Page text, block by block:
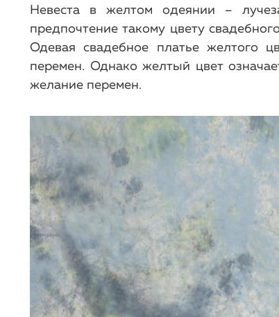
Невеста в желтом одеянии –
предпочтение такому цвету
Одевая свадебное платье желтого
перемен. Однако желтый цвет
желание перемен.